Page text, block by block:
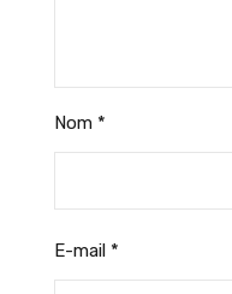
Nom *
E-mail *